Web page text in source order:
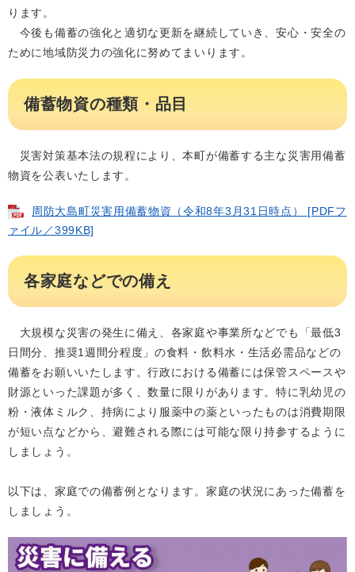
ります。
今後も備蓄の強化と適切な更新を継続していき、安心・安全の
ために地域防災力の強化に努めてまいります。
備蓄物資の種類・品目
災害対策基本法の規程により、本町が備蓄する主な災害用備蓄
物資を公表いたします。
周防大島町災害用備蓄物資（令和8年3月31日時点） [PDFフ
ァイル／399KB]
各家庭などでの備え
大規模な災害の発生に備え、各家庭や事業所などでも「最低3
日間分、推奨1週間分程度」の食料・飲料水・生活必需品などの
備蓄をお願いいたします。行政における備蓄には保管スペースや
財源といった課題が多く、数量に限りがあります。特に乳幼児の
粉・液体ミルク、持病により服薬中の薬といったものは消費期限
が短い点などから、避難される際には可能な限り持参するように
しましょう。
以下は、家庭での備蓄例となります。家庭の状況にあった備蓄を
しましょう。